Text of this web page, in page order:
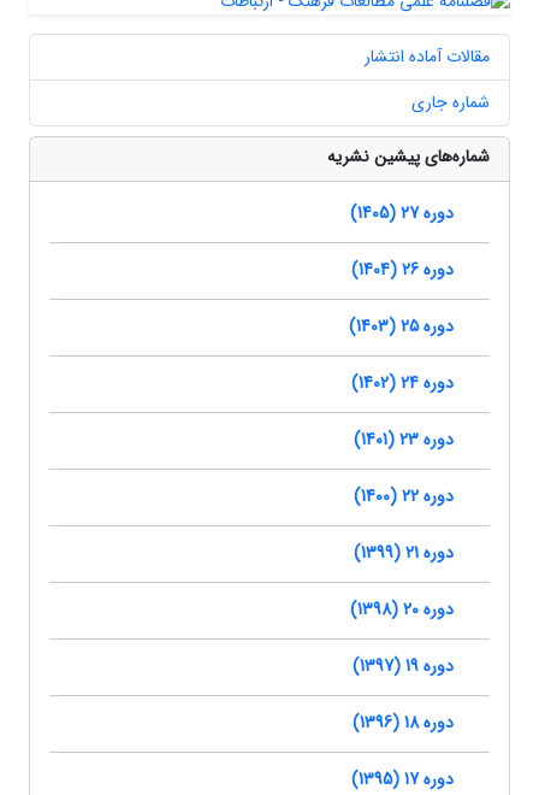
مقالات آماده انتشار
شماره جاری
شماره‌های پیشین نشریه
دوره 27 (1405)
دوره 26 (1404)
دوره 25 (1403)
دوره 24 (1402)
دوره 23 (1401)
دوره 22 (1400)
دوره 21 (1399)
دوره 20 (1398)
دوره 19 (1397)
دوره 18 (1396)
دوره 17 (1395)